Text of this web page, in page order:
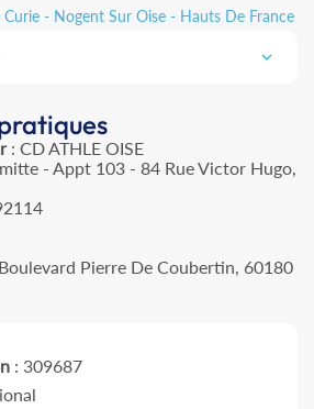
- Nogent Sur Oise - Hauts De France
: CD ATHLE OISE
- Appt 103 - 84 Rue Victor Hugo,
Pierre De Coubertin, 60180
: 309687